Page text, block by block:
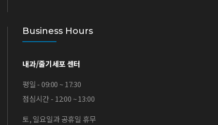
Business Hours
내과/줄기세포 센터
평일 - 09:00 ~ 17:30
점심시간 - 12:00 ~ 13:00
토, 일요일과 공휴일 휴무